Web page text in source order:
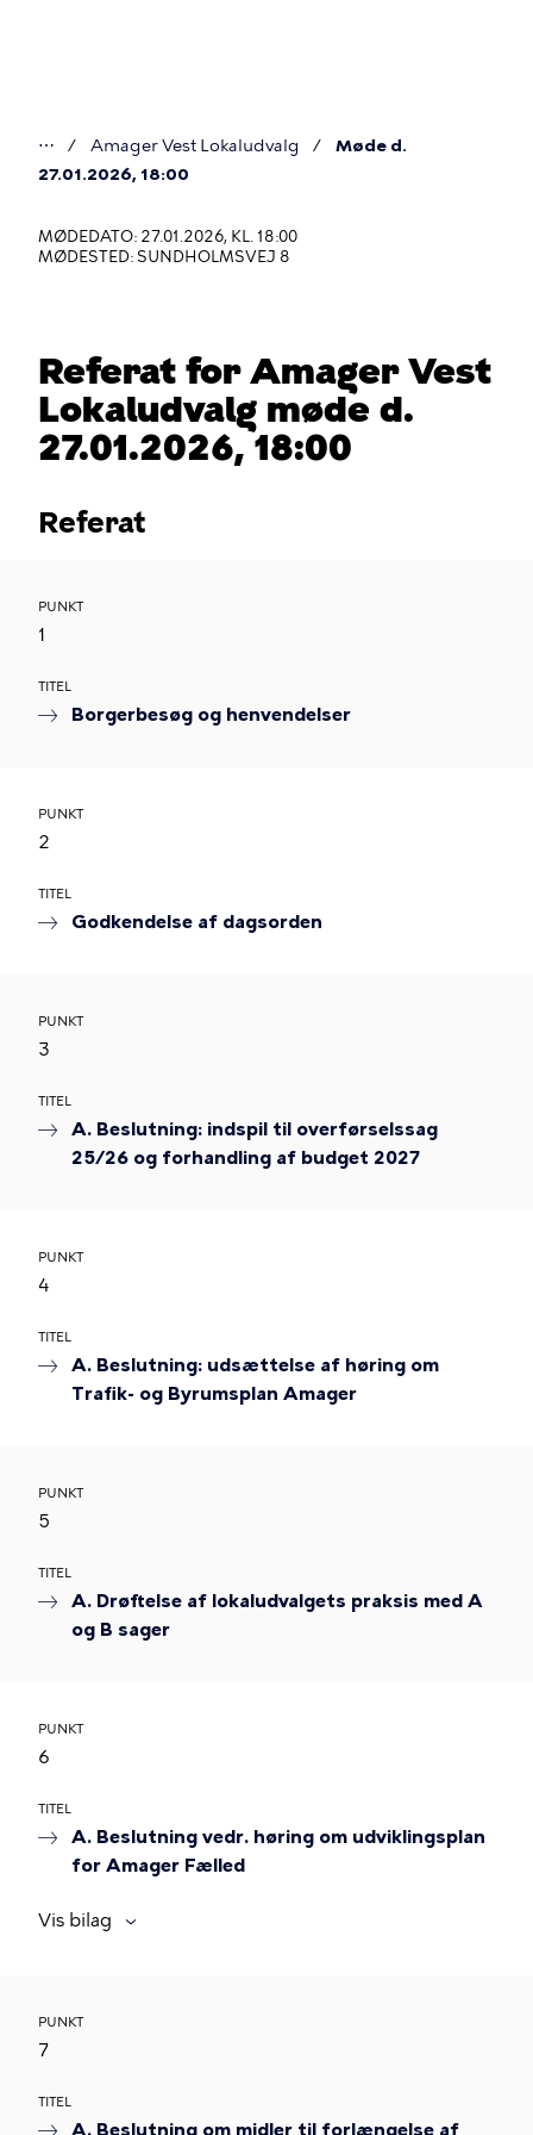
Du
her
⋯ Amager Vest Lokaludvalg
Møde d.
27.01.2026, 18:00
MØDEDATO: 27.01.2026, KL. 18:00
MØDESTED: SUNDHOLMSVEJ 8
Referat for Amager Vest
Lokaludvalg møde d.
27.01.2026, 18:00
Referat
PUNKT
1
TITEL
Borgerbesøg og henvendelser
PUNKT
2
TITEL
Godkendelse af dagsorden
PUNKT
3
TITEL
A. Beslutning: indspil til overførselssag
25/26 og forhandling af budget 2027
PUNKT
4
TITEL
A. Beslutning: udsættelse af høring om
Trafik- og Byrumsplan Amager
PUNKT
5
TITEL
A. Drøftelse af lokaludvalgets praksis med A
og B sager
PUNKT
6
TITEL
A. Beslutning vedr. høring om udviklingsplan
for Amager Fælled
Vis bilag
PUNKT
7
TITEL
A. Beslutning om midler til forlængelse af